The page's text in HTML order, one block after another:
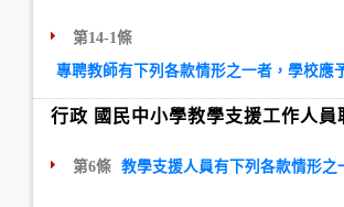
第14-1條
專聘教師有下列各款情形之一者，學校應
行政 國民中小學教學支援工作人員
第6條 教學支援人員有下列各款情形